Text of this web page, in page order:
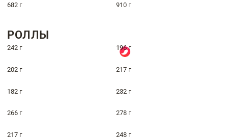
682 г 910 г
РОЛЛЫ
242 г 196 г
202 г 217 г
182 г 232 г
266 г 278 г
217 г 248 г